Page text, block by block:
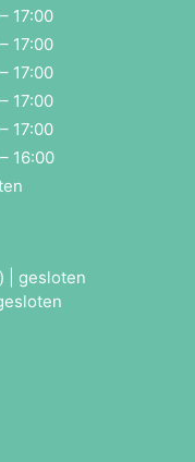
17:00
17:00
17:00
17:00
17:00
16:00
| gesloten